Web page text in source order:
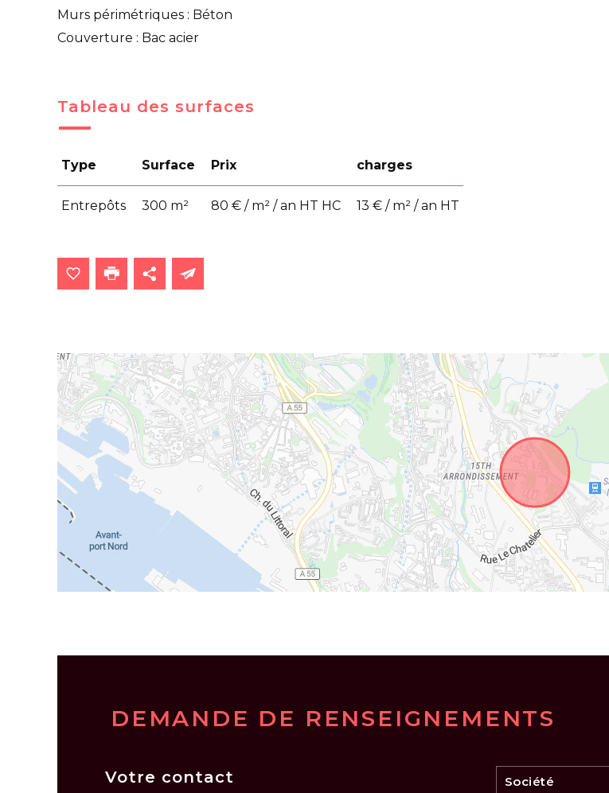
Murs périmétriques : Béton
Couverture : Bac acier
Tableau des surfaces
Type Surface Prix charges
Entrepôts 300 m² 80 € / m² / an HT HC 13 € / m² / an HT
DEMANDE DE RENSEIGNEMENTS
Votre contact